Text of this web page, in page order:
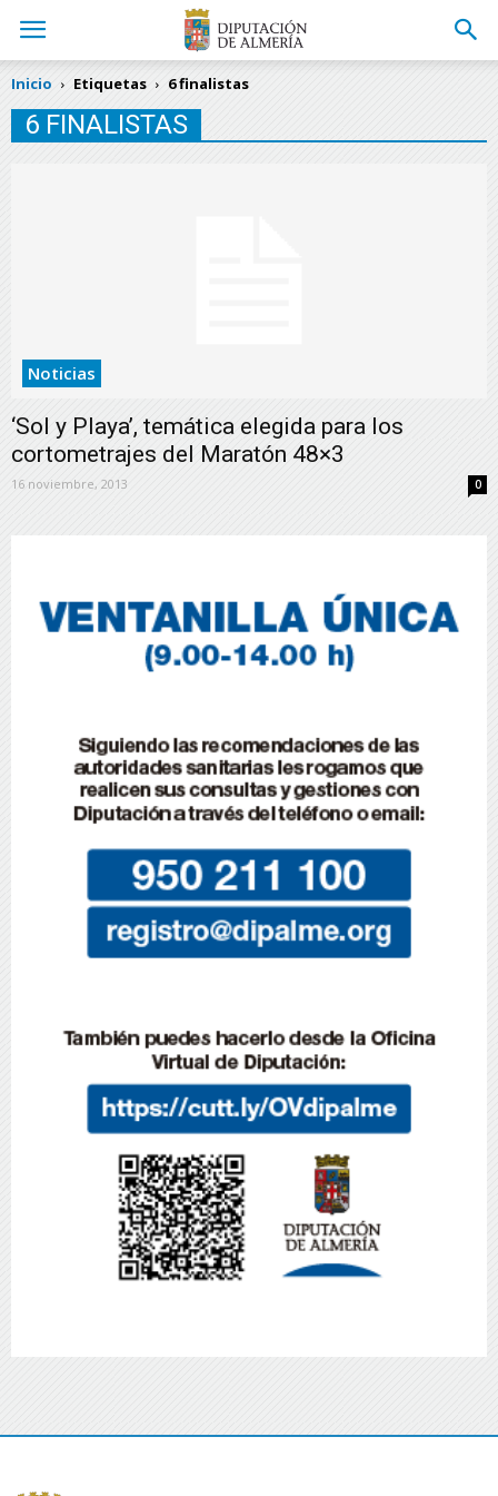
Inicio Etiquetas 6 finalistas
6 FINALISTAS
Noticias
‘Sol y Playa’, temática elegida para los
cortometrajes del Maratón 48×3
16 noviembre, 2013 0